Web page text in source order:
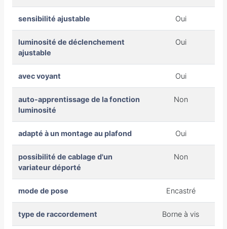
sensibilité ajustable Oui
luminosité de déclenchement
ajustable
Oui
avec voyant Oui
auto-apprentissage de la fonction
luminosité
Non
adapté à un montage au plafond Oui
possibilité de cablage d'un
variateur déporté
Non
mode de pose Encastré
type de raccordement Borne à vis